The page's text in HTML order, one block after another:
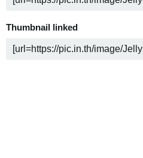
Thumbnail linked